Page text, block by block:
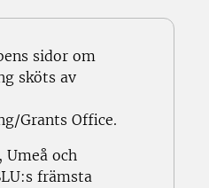
sidor om
sköts av
Grants Office.
och
främsta